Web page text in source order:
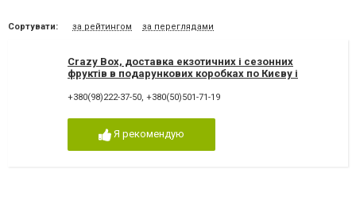
Сортувати: за рейтингом за переглядами
Crazy Box, доставка екзотичних і сезонних
фруктів в подарункових коробках по Києву і
+380(98)222-37-50, +380(50)501-71-19
Я рекомендую